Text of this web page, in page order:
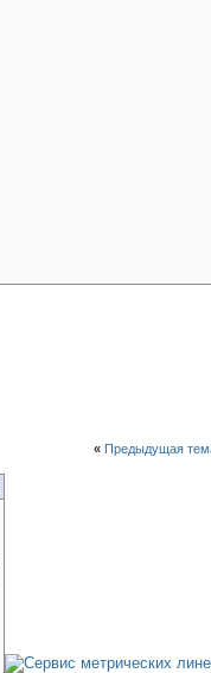
« Предыдущая